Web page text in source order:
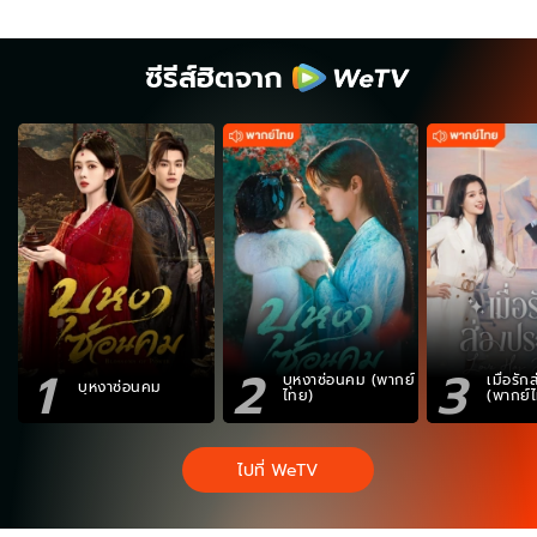
ซีรีส์ฮิตจาก
1 บุหงาซ่อนคม 2 บุหงาซ่อนคม (พากย์
ไทย) 3 เมื่อรัก
(พากย์
ไปที่ WeTV